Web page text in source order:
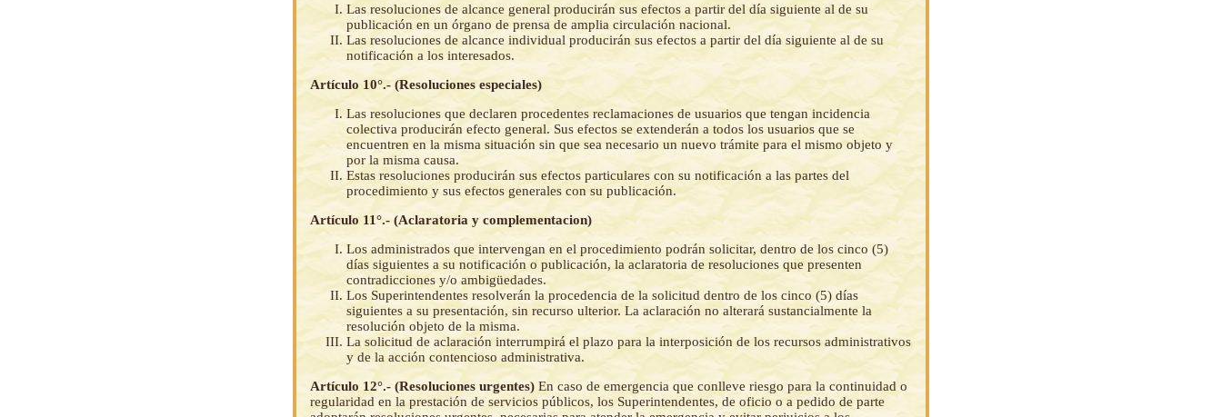
Las resoluciones de alcance general producirán sus efectos a partir del día siguiente al de su
publicación en un órgano de prensa de amplia circulación nacional.
Las resoluciones de alcance individual producirán sus efectos a partir del día siguiente al de su
notificación a los interesados.
Artículo 10°.- (Resoluciones especiales)
Las resoluciones que declaren procedentes reclamaciones de usuarios que tengan incidencia
colectiva producirán efecto general. Sus efectos se extenderán a todos los usuarios que se
encuentren en la misma situación sin que sea necesario un nuevo trámite para el mismo objeto y
por la misma causa.
Estas resoluciones producirán sus efectos particulares con su notificación a las partes del
procedimiento y sus efectos generales con su publicación.
Artículo 11°.- (Aclaratoria y complementacion)
Los administrados que intervengan en el procedimiento podrán solicitar, dentro de los cinco (5)
días siguientes a su notificación o publicación, la aclaratoria de resoluciones que presenten
contradicciones y/o ambigüedades.
Los Superintendentes resolverán la procedencia de la solicitud dentro de los cinco (5) días
siguientes a su presentación, sin recurso ulterior. La aclaración no alterará sustancialmente la
resolución objeto de la misma.
La solicitud de aclaración interrumpirá el plazo para la interposición de los recursos administrativos
y de la acción contencioso administrativa.
Artículo 12°.- (Resoluciones urgentes) En caso de emergencia que conlleve riesgo para la continuidad o
regularidad en la prestación de servicios públicos, los Superintendentes, de oficio o a pedido de parte